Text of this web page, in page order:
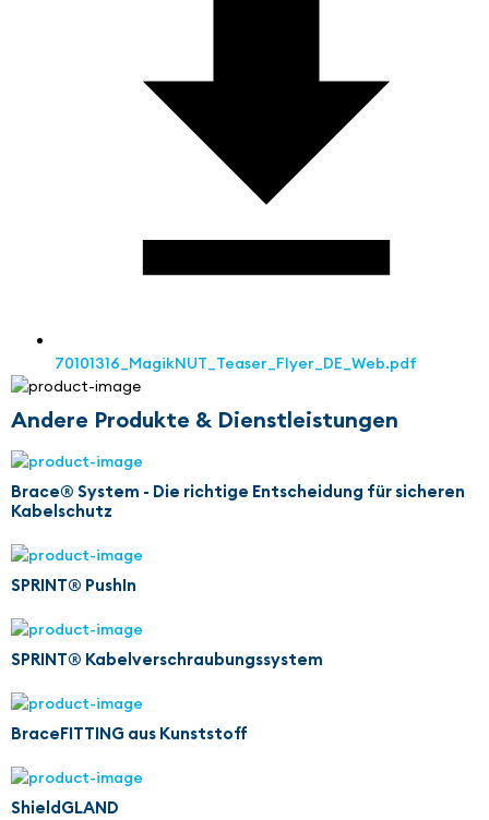
70101316_MagikNUT_Teaser_Flyer_DE_Web.pdf
Andere Produkte & Dienstleistungen
Brace® System - Die richtige Entscheidung für sicheren
Kabelschutz
SPRINT® PushIn
SPRINT® Kabelverschraubungssystem
BraceFITTING aus Kunststoff
ShieldGLAND